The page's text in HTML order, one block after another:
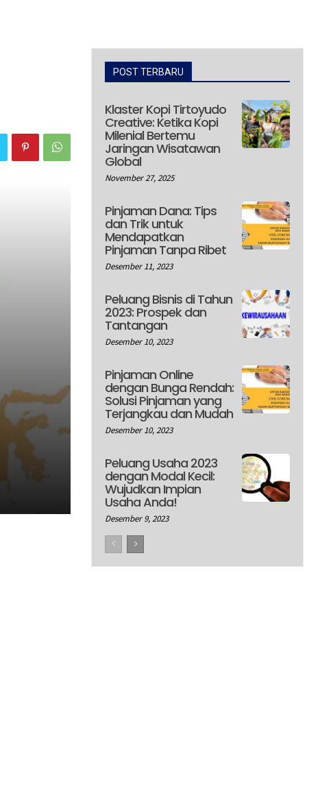
POST TERBARU
Klaster Kopi Tirtoyudo
Creative: Ketika Kopi
Milenial Bertemu
Jaringan Wisatawan
Global
November 27, 2025
Pinjaman Dana: Tips
dan Trik untuk
Mendapatkan
Pinjaman Tanpa Ribet
Desember 11, 2023
Peluang Bisnis di Tahun
2023: Prospek dan
Tantangan
Desember 10, 2023
Pinjaman Online
dengan Bunga Rendah:
Solusi Pinjaman yang
Terjangkau dan Mudah
Desember 10, 2023
Peluang Usaha 2023
dengan Modal Kecil:
Wujudkan Impian
Usaha Anda!
Desember 9, 2023